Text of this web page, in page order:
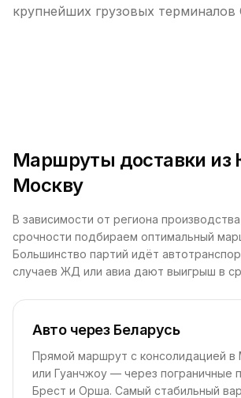
крупнейших грузовых терминалов
Маршруты доставки из
Москву
В зависимости от региона
срочности подбираем оптимальный
Большинство партий идёт
случаев ЖД или авиа дают выигрыш в
Авто через Беларусь
Прямой маршрут с консолидацией в
или Гуанчжоу — через пограничные
Брест и Орша. Самый стабильный